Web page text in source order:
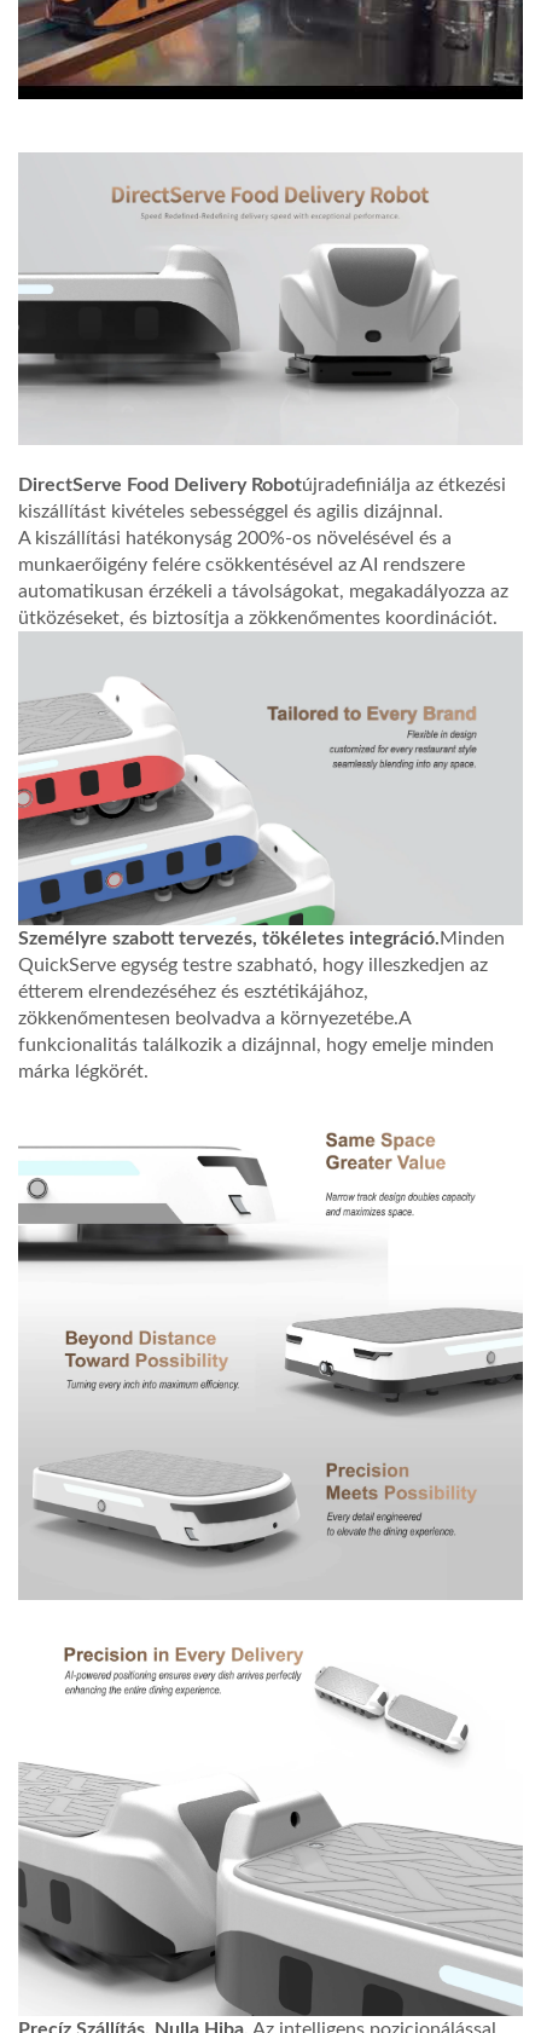
DirectServe Food Delivery Robotújradefiniálja az étkezési
kiszállítást kivételes sebességgel és agilis dizájnnal.
A kiszállítási hatékonyság 200%-os növelésével és a
munkaerőigény felére csökkentésével az AI rendszere
automatikusan érzékeli a távolságokat, megakadályozza az
ütközéseket, és biztosítja a zökkenőmentes koordinációt.
Személyre szabott tervezés, tökéletes integráció.Minden
QuickServe egység testre szabható, hogy illeszkedjen az
étterem elrendezéséhez és esztétikájához,
zökkenőmentesen beolvadva a környezetébe.A
funkcionalitás találkozik a dizájnnal, hogy emelje minden
márka légkörét.